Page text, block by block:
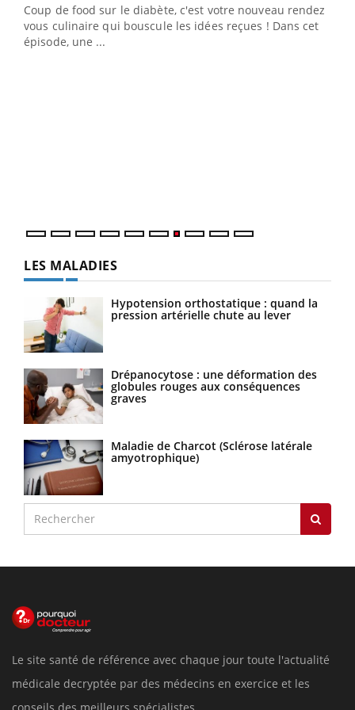
Coup de food sur le diabète, c'est votre nouveau rendez-
vous culinaire qui bouscule les idées reçues ! Dans cet
épisode, une ...
LES MALADIES
Hypotension orthostatique : quand la
pression artérielle chute au lever
Drépanocytose : une déformation des
globules rouges aux conséquences
graves
Maladie de Charcot (Sclérose latérale
amyotrophique)
Le site santé de référence avec chaque jour toute l'actualité
médicale decryptée par des médecins en exercice et les
conseils des meilleurs spécialistes.